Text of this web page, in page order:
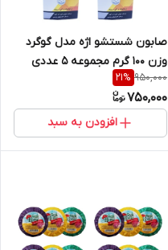
صابون شستشو اژه مدل گوگرد
وزن 100 گرم مجموعه 5 عددی
950,000
21%
750,000
افزودن به سبد